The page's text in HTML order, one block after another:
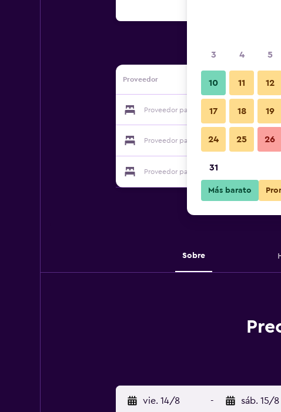
Proveedor
Proveedor para La Locanda Di Ortimino
Proveedor para La Locanda Di Ortimino
Proveedor para La Locanda Di Ortimino
Sobre
vie. 14/8 - sáb. 15/8
3 4 5
10 11 12
17 18 19
24 25 26
31
Más barato